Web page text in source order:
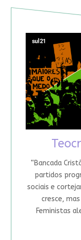
“Bancada
partidos
sociais e
cresce,
Feministas